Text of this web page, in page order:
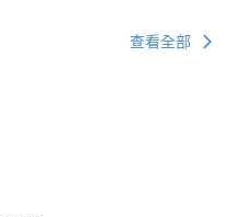
查看全部